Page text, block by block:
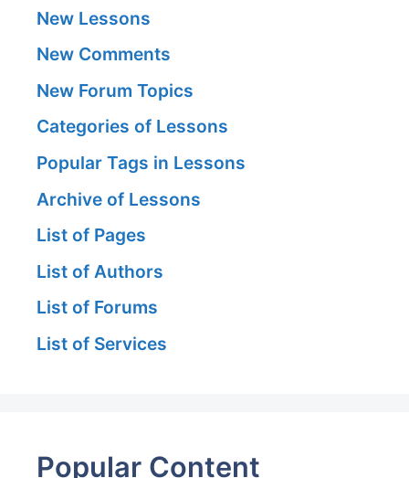
New Lessons
New Comments
New Forum Topics
Categories of Lessons
Popular Tags in Lessons
Archive of Lessons
List of Pages
List of Authors
List of Forums
List of Services
Popular Content